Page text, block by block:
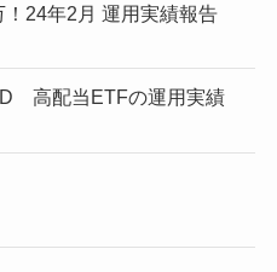
！24年2月 運用実績報告
高配当ETFの運用実績